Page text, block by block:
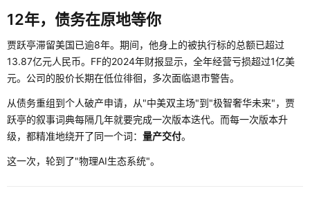
12年，债务在原地等你
贾跃亭滞留美国已逾8年。期间，他身上的被执行标的总额已超过
13.87亿元人民币。FF的2024年财报显示，全年经营亏损超过1亿美
元。公司的股价长期在低位徘徊，多次面临退市警告。
从债务重组到个人破产申请，从"中美双主场"到"极智奢华未来"，贾
跃亭的叙事词典每隔几年就要完成一次版本迭代。而每一次版本升
级，都精准地绕开了同一个词： 量产交付。
这一次，轮到了"物理AI生态系统"。